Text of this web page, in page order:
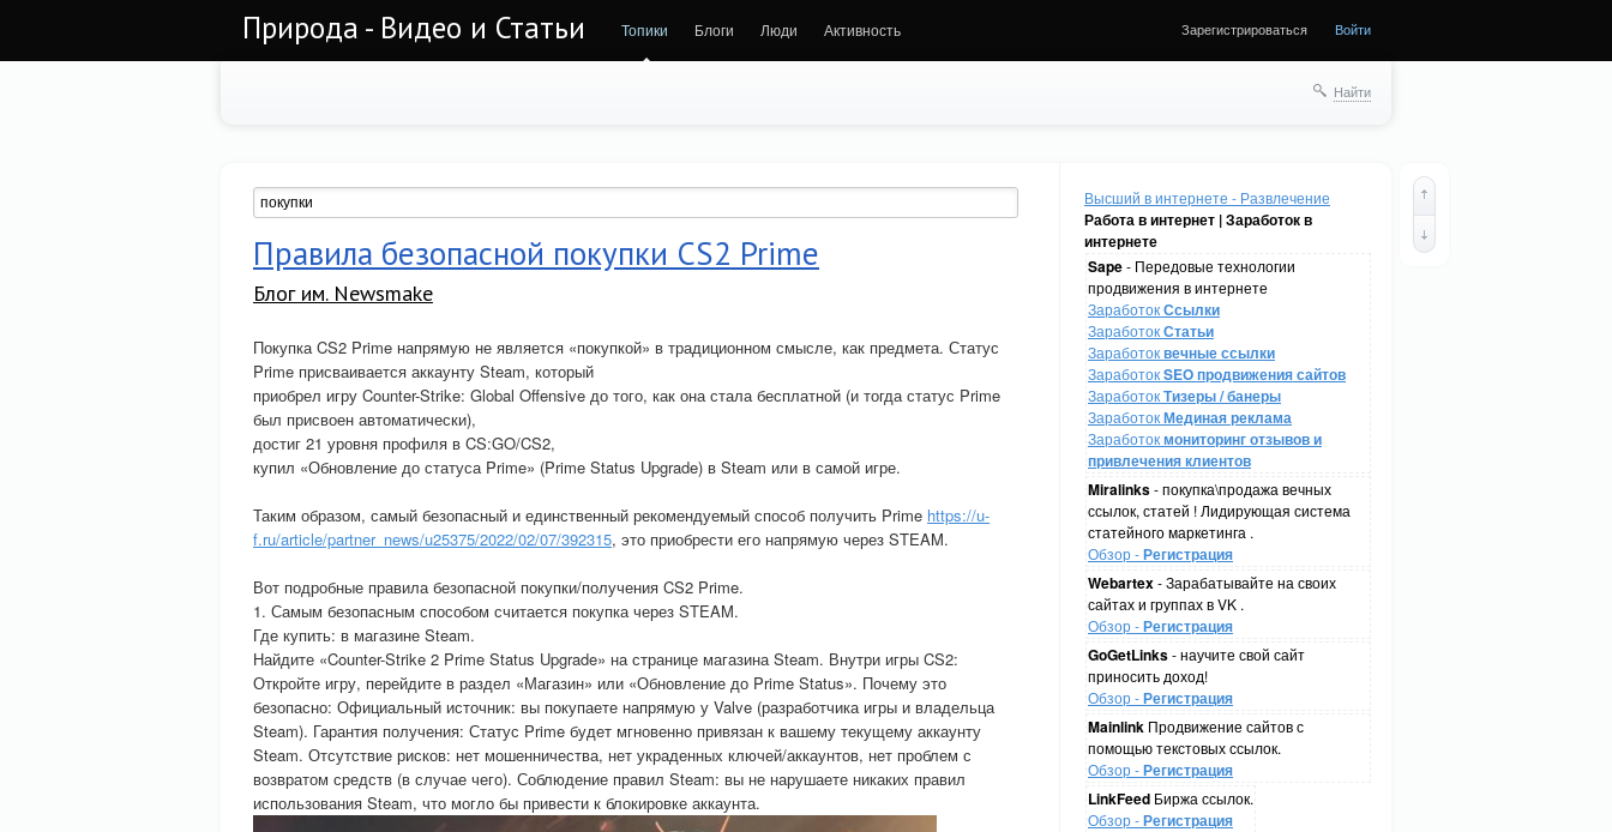
Природа - Видео и Статьи Топики Блоги Люди Активность Зарегистрироваться Войти
Найти
Высший в интернете - Развлечение
Работа в интернет | Заработок в
интернете
Sape- Передовые технологии
продвижения в интернете
ЗаработокСсылки
ЗаработокСтатьи
Заработоквечные ссылки
ЗаработокSEO продвижения сайтов
ЗаработокТизеры / банеры
ЗаработокМединая реклама
Заработокмониторинг отзывов и
привлечения клиентов
Miralinks- покупка\продажа вечных
ссылок, статей ! Лидирующая система
статейного маркетинга .
Обзор -Регистрация
Webartex- Зарабатывайте на своих
сайтах и группах в VK .
Обзор -Регистрация
GoGetLinks- научите свой сайт
приносить доход!
Обзор -Регистрация
Mainlink Продвижение сайтов с
помощью текстовых ссылок.
Обзор -Регистрация
LinkFeed Биржа ссылок.
Обзор -Регистрация
Правила безопасной покупки CS2 Prime
Блог им. Newsmake
Покупка CS2 Prime напрямую не является «покупкой» в традиционном смысле, как предмета. Статус
Prime присваивается аккаунту Steam, который
приобрел игру Counter-Strike: Global Offensive до того, как она стала бесплатной (и тогда статус Prime
был присвоен автоматически),
достиг 21 уровня профиля в CS:GO/CS2,
купил «Обновление до статуса Prime» (Prime Status Upgrade) в Steam или в самой игре.
Таким образом, самый безопасный и единственный рекомендуемый способ получить Prime https://u-
f.ru/article/partner_news/u25375/2022/02/07/392315, это приобрести его напрямую через STEAM.
Вот подробные правила безопасной покупки/получения CS2 Prime.
1. Самым безопасным способом считается покупка через STEAM.
Где купить: в магазине Steam.
Найдите «Counter-Strike 2 Prime Status Upgrade» на странице магазина Steam. Внутри игры CS2:
Откройте игру, перейдите в раздел «Магазин» или «Обновление до Prime Status». Почему это
безопасно: Официальный источник: вы покупаете напрямую у Valve (разработчика игры и владельца
Steam). Гарантия получения: Статус Prime будет мгновенно привязан к вашему текущему аккаунту
Steam. Отсутствие рисков: нет мошенничества, нет украденных ключей/аккаунтов, нет проблем с
возвратом средств (в случае чего). Соблюдение правил Steam: вы не нарушаете никаких правил
использования Steam, что могло бы привести к блокировке аккаунта.